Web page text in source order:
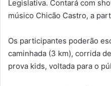
Legislativa. Contará com
músico Chicão Castro, a
Os participantes poderão
caminhada (3 km), corrida
prova kids, voltada para o